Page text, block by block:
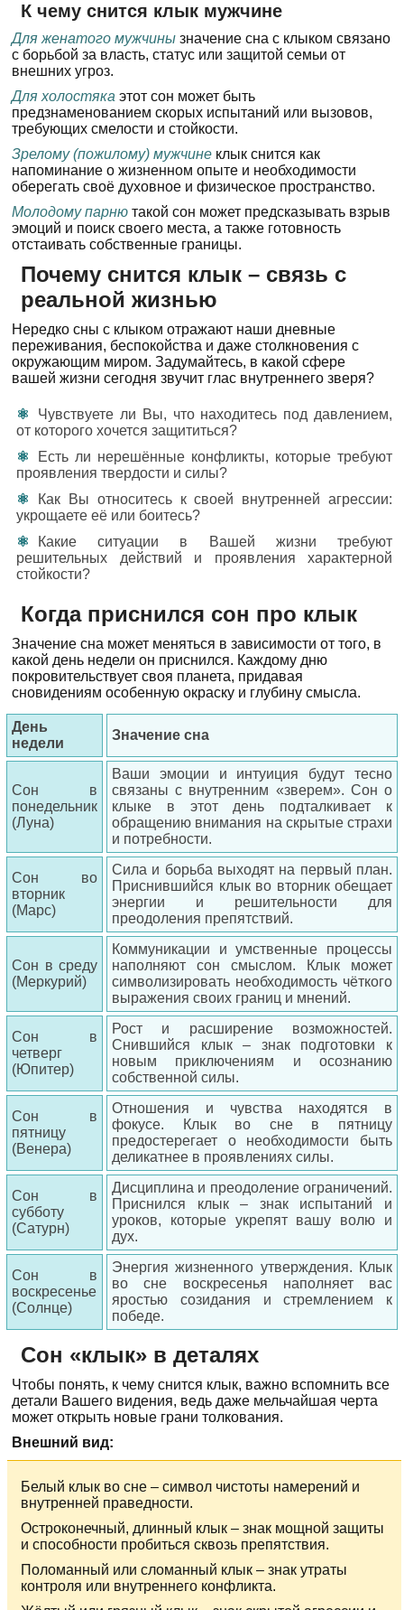
К чему снится клык мужчине
Для женатого мужчины значение сна с клыком связано
с борьбой за власть, статус или защитой семьи от
внешних угроз.
Для холостяка этот сон может быть
предзнаменованием скорых испытаний или вызовов,
требующих смелости и стойкости.
Зрелому (пожилому) мужчине клык снится как
напоминание о жизненном опыте и необходимости
оберегать своё духовное и физическое пространство.
Молодому парню такой сон может предсказывать взрыв
эмоций и поиск своего места, а также готовность
отстаивать собственные границы.
Почему снится клык – связь с
реальной жизнью
Нередко сны с клыком отражают наши дневные
переживания, беспокойства и даже столкновения с
окружающим миром. Задумайтесь, в какой сфере
вашей жизни сегодня звучит глас внутреннего зверя?
Чувствуете ли Вы, что находитесь под давлением,
от которого хочется защититься?
Есть ли нерешённые конфликты, которые требуют
проявления твердости и силы?
Как Вы относитесь к своей внутренней агрессии:
укрощаете её или боитесь?
Какие ситуации в Вашей жизни требуют
решительных действий и проявления характерной
стойкости?
Когда приснился сон про клык
Значение сна может меняться в зависимости от того, в
какой день недели он приснился. Каждому дню
покровительствует своя планета, придавая
сновидениям особенную окраску и глубину смысла.
День
недели
Значение сна
Сон в
понедельник
(Луна)
Ваши эмоции и интуиция будут тесно
связаны с внутренним «зверем». Сон о
клыке в этот день подталкивает к
обращению внимания на скрытые страхи
и потребности.
Сон во
вторник
(Марс)
Сила и борьба выходят на первый план.
Приснившийся клык во вторник обещает
энергии и решительности для
преодоления препятствий.
Сон в среду
(Меркурий)
Коммуникации и умственные процессы
наполняют сон смыслом. Клык может
символизировать необходимость чёткого
выражения своих границ и мнений.
Сон в
четверг
(Юпитер)
Рост и расширение возможностей.
Снившийся клык – знак подготовки к
новым приключениям и осознанию
собственной силы.
Сон в
пятницу
(Венера)
Отношения и чувства находятся в
фокусе. Клык во сне в пятницу
предостерегает о необходимости быть
деликатнее в проявлениях силы.
Сон в
субботу
(Сатурн)
Дисциплина и преодоление ограничений.
Приснился клык – знак испытаний и
уроков, которые укрепят вашу волю и
дух.
Сон в
воскресенье
(Солнце)
Энергия жизненного утверждения. Клык
во сне воскресенья наполняет вас
яростью созидания и стремлением к
победе.
Сон «клык» в деталях
Чтобы понять, к чему снится клык, важно вспомнить все
детали Вашего видения, ведь даже мельчайшая черта
может открыть новые грани толкования.
Внешний вид:
Белый клык во сне – символ чистоты намерений и
внутренней праведности.
Остроконечный, длинный клык – знак мощной защиты
и способности пробиться сквозь препятствия.
Поломанный или сломанный клык – знак утраты
контроля или внутреннего конфликта.